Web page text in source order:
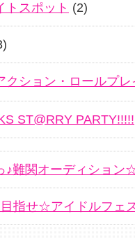
トスポット (2)
クション・ロールプレ
ST@RRY PARTY!!!!!
♪難関オーディション
指せ☆アイドルフェ